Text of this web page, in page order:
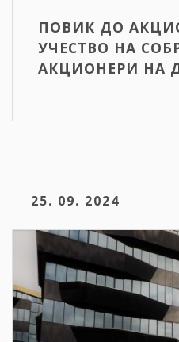
ПОВИК ДО
УЧЕСТВО НА
АКЦИОНЕРИ НА
25. 09. 2024